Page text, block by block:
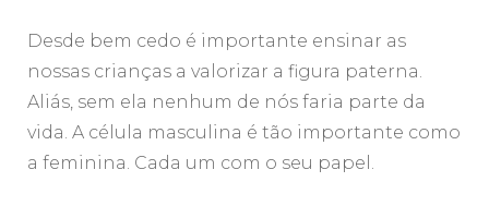
Desde bem cedo é importante ensinar as
nossas crianças a valorizar a figura paterna.
Aliás, sem ela nenhum de nós faria parte da
vida. A célula masculina é tão importante como
a feminina. Cada um com o seu papel.